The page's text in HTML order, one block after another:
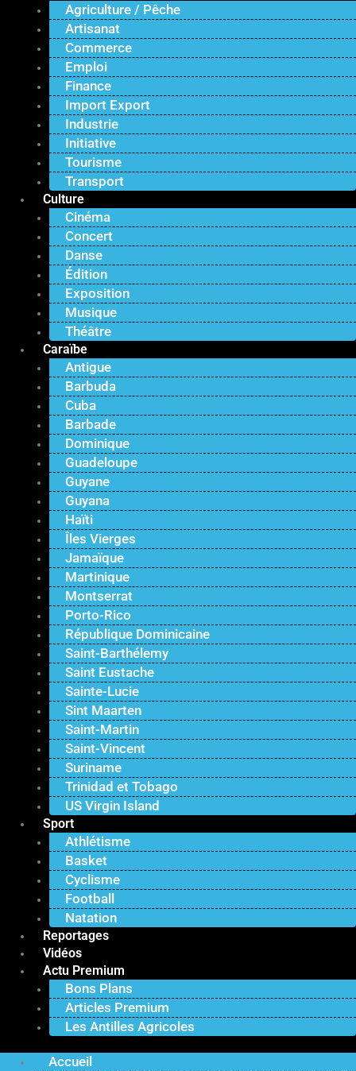
Agriculture / Pêche
Artisanat
Commerce
Emploi
Finance
Import Export
Industrie
Initiative
Tourisme
Transport
Culture
Cinéma
Concert
Danse
Édition
Exposition
Musique
Théâtre
Caraïbe
Antigue
Barbuda
Cuba
Barbade
Dominique
Guadeloupe
Guyane
Guyana
Haïti
Îles Vierges
Jamaïque
Martinique
Montserrat
Porto-Rico
République Dominicaine
Saint-Barthélemy
Saint Eustache
Sainte-Lucie
Sint Maarten
Saint-Martin
Saint-Vincent
Suriname
Trinidad et Tobago
US Virgin Island
Sport
Athlétisme
Basket
Cyclisme
Football
Natation
Reportages
Vidéos
Actu Premium
Bons Plans
Articles Premium
Les Antilles Agricoles
Accueil